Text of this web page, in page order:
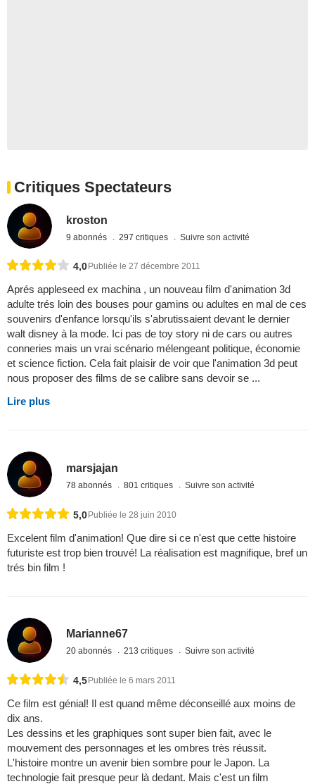
Critiques Spectateurs
kroston
9 abonnés 297 critiques Suivre son activité
4,0 Publiée le 27 décembre 2011
Aprés appleseed ex machina , un nouveau film d'animation 3d
adulte trés loin des bouses pour gamins ou adultes en mal de ces
souvenirs d'enfance lorsqu'ils s'abrutissaient devant le dernier
walt disney à la mode. Ici pas de toy story ni de cars ou autres
conneries mais un vrai scénario mélengeant politique, économie
et science fiction. Cela fait plaisir de voir que l'animation 3d peut
nous proposer des films de se calibre sans devoir se ...
Lire plus
marsjajan
78 abonnés 801 critiques Suivre son activité
5,0Publiée le 28 juin 2010
Excelent film d'animation! Que dire si ce n'est que cette histoire
futuriste est trop bien trouvé! La réalisation est magnifique, bref un
trés bin film !
Marianne67
20 abonnés 213 critiques Suivre son activité
4,5Publiée le 6 mars 2011
Ce film est génial! Il est quand même déconseillé aux moins de
dix ans.
Les dessins et les graphiques sont super bien fait, avec le
mouvement des personnages et les ombres très réussit.
L'histoire montre un avenir bien sombre pour le Japon. La
technologie fait presque peur là dedant. Mais c'est un film